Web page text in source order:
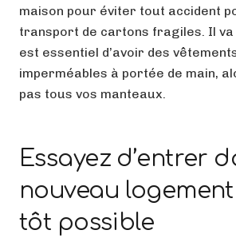
maison pour éviter tout accident
transport de cartons fragiles. Il va
est essentiel d’avoir des
imperméables à portée de main,
pas tous vos manteaux.
Essayez d’entrer
nouveau
tôt possible